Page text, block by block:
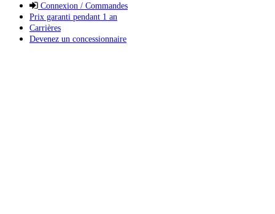
Connexion / Commandes
Prix garanti pendant 1 an
Carrières
Devenez un concessionnaire